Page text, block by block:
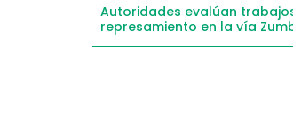
Autoridades evalúan
represamiento en la vía